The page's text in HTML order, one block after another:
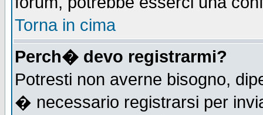
Torna in cima
Perch� devo registrarmi?
Potresti non averne bisogno,
� necessario registrarsi per